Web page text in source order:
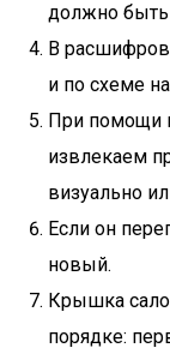
должно быть
В
и по схеме
При помощи
извлекаем
визуально
Если он
новый.
Крышка
порядке: